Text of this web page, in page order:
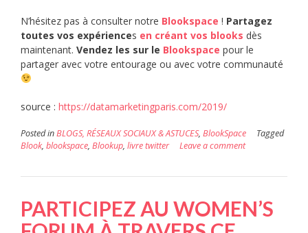
N’hésitez pas à consulter notre Blookspace ! Partagez
toutes vos expériences en créant vos blooks dès
maintenant. Vendez les sur le Blookspace pour le
partager avec votre entourage ou avec votre communauté
source : https://datamarketingparis.com/2019/
Posted inBLOGS, RÉSEAUX SOCIAUX & ASTUCES, BlookSpace
Tagged
Blook, blookspace, Blookup, livre twitter Leave a comment
PARTICIPEZ AU WOMEN’S